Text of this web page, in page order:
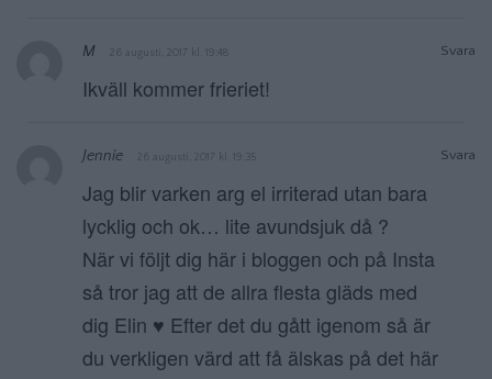
Svara
M 26 augusti, 2017 kl. 19:48
Ikväll kommer frieriet!
Svara
Jennie 26 augusti, 2017 kl. 19:35
Jag blir varken arg el irriterad utan bara
lycklig och ok… lite avundsjuk då ?
När vi följt dig här i bloggen och på Insta
så tror jag att de allra flesta gläds med
dig Elin ♥️ Efter det du gått igenom så är
du verkligen värd att få älskas på det här